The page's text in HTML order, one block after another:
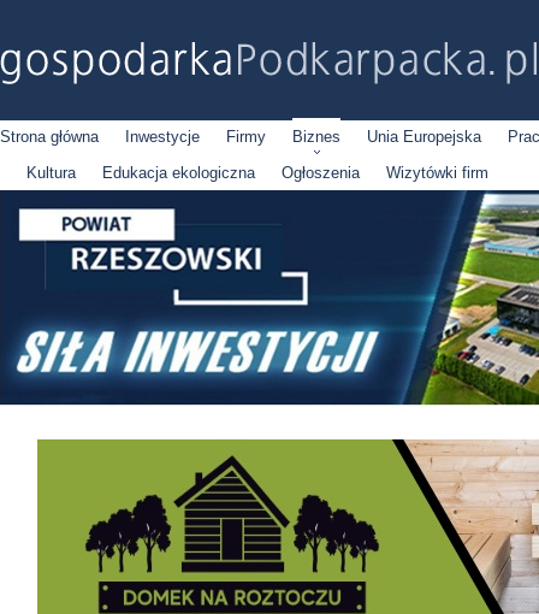
Strona główna Inwestycje Firmy Biznes Unia Europejska
Kultura
Edukacja ekologiczna Ogłoszenia Wizytówki firm